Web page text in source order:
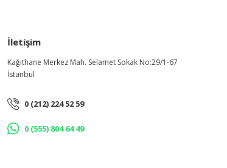
462,14 TL
İletişim
Kağıthane Merkez Mah. Selamet Sokak No:29/1-67
İstanbul
0 (212) 224 52 59
0 (555) 804 64 49